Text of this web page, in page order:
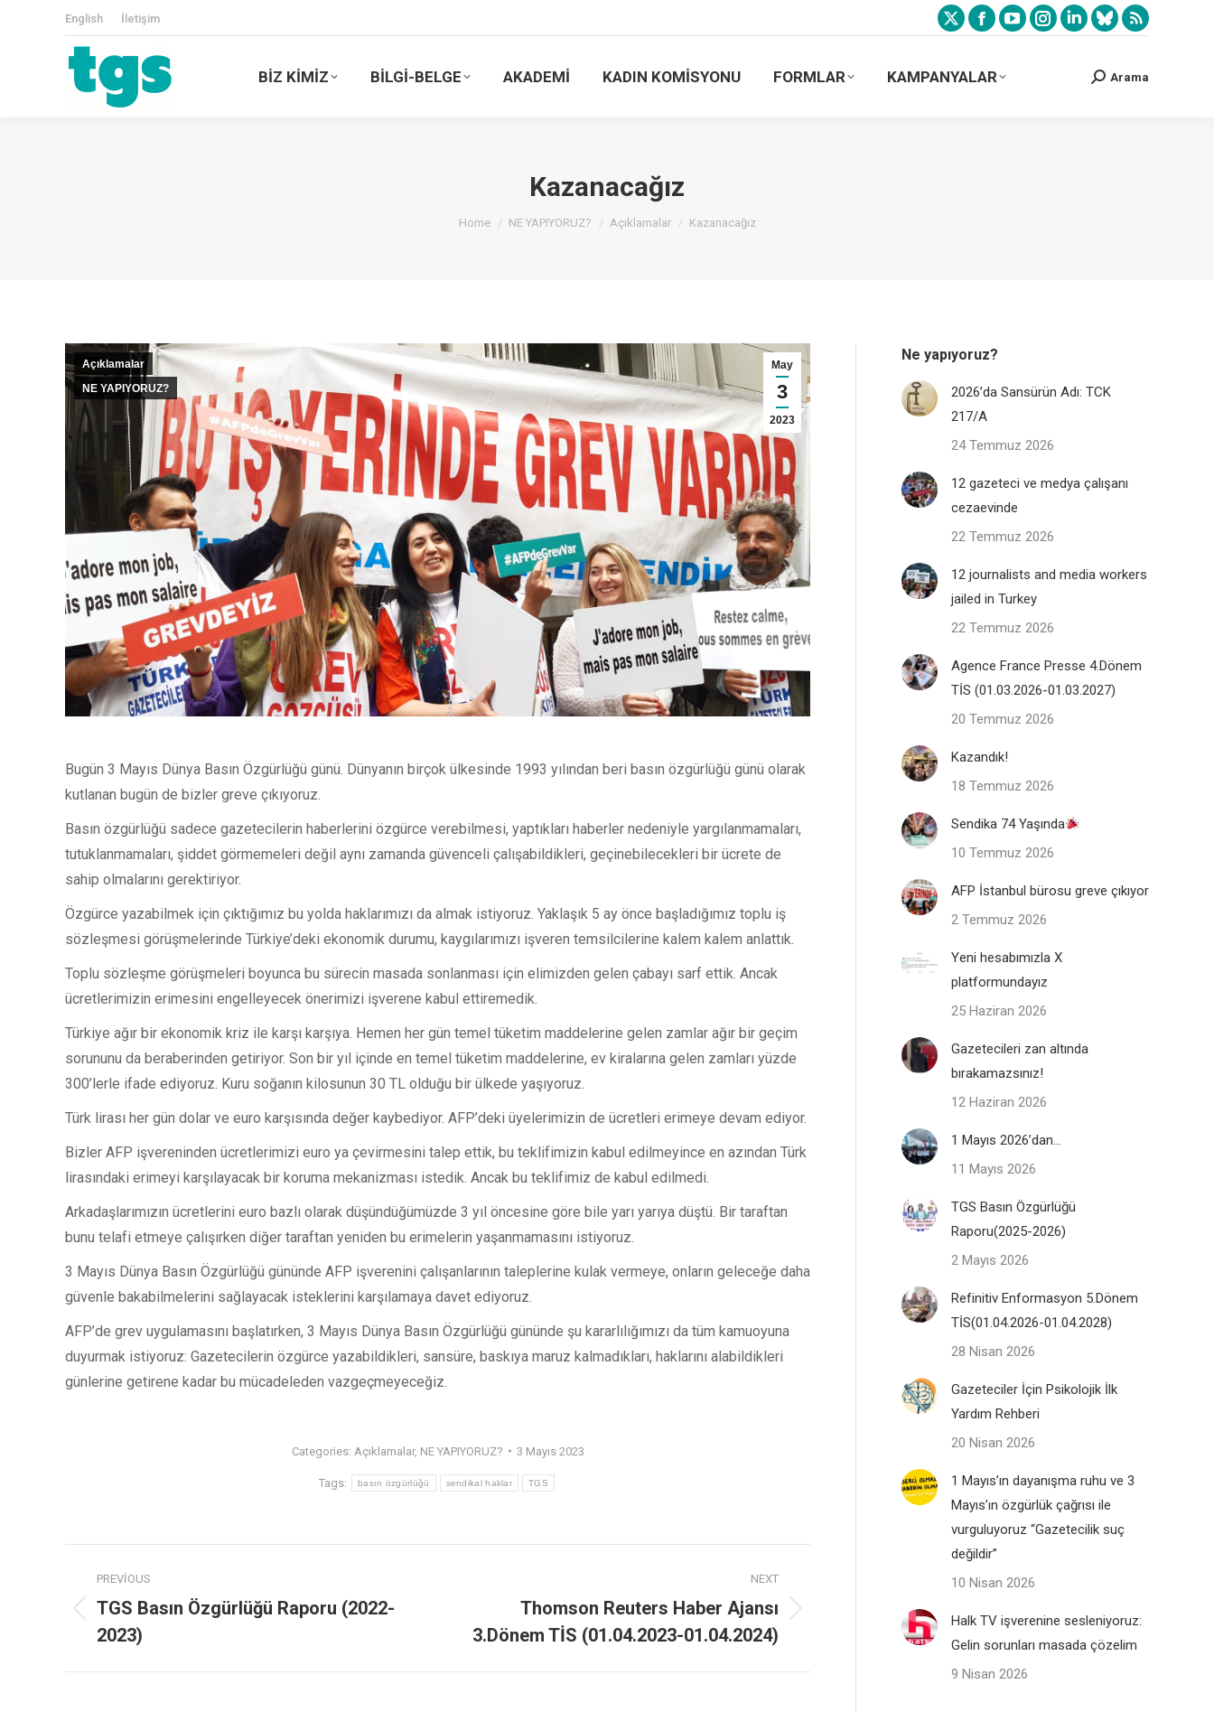
English İletişim
BİZ KİMİZ BİLGİ-BELGE AKADEMİ KADIN KOMİSYONU FORMLAR KAMPANYALAR Arama
Kazanacağız
You are here:
Home NE YAPIYORUZ? Açıklamalar Kazanacağız
May
3
2023
Açıklamalar
NE YAPIYORUZ?
Bugün 3 Mayıs Dünya Basın Özgürlüğü günü. Dünyanın birçok ülkesinde 1993 yılından beri basın özgürlüğü günü olarak
kutlanan bugün de bizler greve çıkıyoruz.
Basın özgürlüğü sadece gazetecilerin haberlerini özgürce verebilmesi, yaptıkları haberler nedeniyle yargılanmamaları,
tutuklanmamaları, şiddet görmemeleri değil aynı zamanda güvenceli çalışabildikleri, geçinebilecekleri bir ücrete de
sahip olmalarını gerektiriyor.
Özgürce yazabilmek için çıktığımız bu yolda haklarımızı da almak istiyoruz. Yaklaşık 5 ay önce başladığımız toplu iş
sözleşmesi görüşmelerinde Türkiye’deki ekonomik durumu, kaygılarımızı işveren temsilcilerine kalem kalem anlattık.
Toplu sözleşme görüşmeleri boyunca bu sürecin masada sonlanması için elimizden gelen çabayı sarf ettik. Ancak
ücretlerimizin erimesini engelleyecek önerimizi işverene kabul ettiremedik.
Türkiye ağır bir ekonomik kriz ile karşı karşıya. Hemen her gün temel tüketim maddelerine gelen zamlar ağır bir geçim
sorununu da beraberinden getiriyor. Son bir yıl içinde en temel tüketim maddelerine, ev kiralarına gelen zamları yüzde
300’lerle ifade ediyoruz. Kuru soğanın kilosunun 30 TL olduğu bir ülkede yaşıyoruz.
Türk lirası her gün dolar ve euro karşısında değer kaybediyor. AFP’deki üyelerimizin de ücretleri erimeye devam ediyor.
Bizler AFP işvereninden ücretlerimizi euro ya çevirmesini talep ettik, bu teklifimizin kabul edilmeyince en azından Türk
lirasındaki erimeyi karşılayacak bir koruma mekanizması istedik. Ancak bu teklifimiz de kabul edilmedi.
Arkadaşlarımızın ücretlerini euro bazlı olarak düşündüğümüzde 3 yıl öncesine göre bile yarı yarıya düştü. Bir taraftan
bunu telafi etmeye çalışırken diğer taraftan yeniden bu erimelerin yaşanmamasını istiyoruz.
3 Mayıs Dünya Basın Özgürlüğü gününde AFP işverenini çalışanlarının taleplerine kulak vermeye, onların geleceğe daha
güvenle bakabilmelerini sağlayacak isteklerini karşılamaya davet ediyoruz.
AFP’de grev uygulamasını başlatırken, 3 Mayıs Dünya Basın Özgürlüğü gününde şu kararlılığımızı da tüm kamuoyuna
duyurmak istiyoruz: Gazetecilerin özgürce yazabildikleri, sansüre, baskıya maruz kalmadıkları, haklarını alabildikleri
günlerine getirene kadar bu mücadeleden vazgeçmeyeceğiz.
Categories: Açıklamalar, NE YAPIYORUZ? 3 Mayıs 2023
Tags: basın özgürlüğü sendikal haklar TGS
PREVIOUS
TGS Basın Özgürlüğü Raporu (2022-
2023)
NEXT
Thomson Reuters Haber Ajansı
3.Dönem TİS (01.04.2023-01.04.2024)
Ne yapıyoruz?
2026’da Sansürün Adı: TCK
217/A
24 Temmuz 2026
12 gazeteci ve medya çalışanı
cezaevinde
22 Temmuz 2026
12 journalists and media workers
jailed in Turkey
22 Temmuz 2026
Agence France Presse 4.Dönem
TİS (01.03.2026-01.03.2027)
20 Temmuz 2026
Kazandık!
18 Temmuz 2026
Sendika 74 Yaşında
10 Temmuz 2026
AFP İstanbul bürosu greve çıkıyor
2 Temmuz 2026
Yeni hesabımızla X
platformundayız
25 Haziran 2026
Gazetecileri zan altında
bırakamazsınız!
12 Haziran 2026
1 Mayıs 2026’dan…
11 Mayıs 2026
TGS Basın Özgürlüğü
Raporu(2025-2026)
2 Mayıs 2026
Refinitiv Enformasyon 5.Dönem
TİS(01.04.2026-01.04.2028)
28 Nisan 2026
Gazeteciler İçin Psikolojik İlk
Yardım Rehberi
20 Nisan 2026
1 Mayıs’ın dayanışma ruhu ve 3
Mayıs’ın özgürlük çağrısı ile
vurguluyoruz “Gazetecilik suç
değildir”
10 Nisan 2026
Halk TV işverenine sesleniyoruz:
Gelin sorunları masada çözelim
9 Nisan 2026